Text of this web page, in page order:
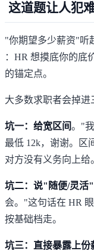
这道题让人犯
"你期望多少薪资"听
：HR 想摸底你的底
的锚定点。
大多数求职者会掉进
坑一：给宽区间。"
最低 12k，谢谢。区
对方没有义务向上给
坑二：说"随便/灵活"
会。"这句话在 HR
按基础档走。
坑三：直接暴露上份